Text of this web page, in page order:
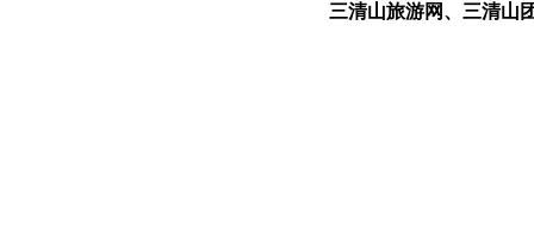
三清山旅游网、三清山